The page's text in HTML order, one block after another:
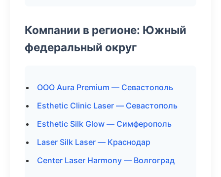
Компании в регионе: Южный
федеральный округ
ООО Aura Premium — Севастополь
Esthetic Clinic Laser — Севастополь
Esthetic Silk Glow — Симферополь
Laser Silk Laser — Краснодар
Center Laser Harmony — Волгоград